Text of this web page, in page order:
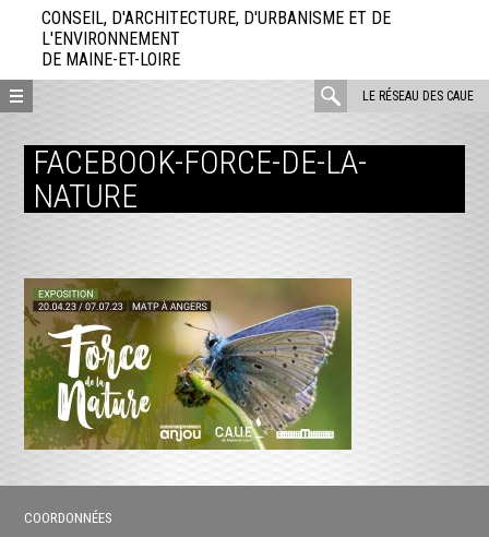
directement
contenu
CONSEIL, D'ARCHITECTURE, D'URBANISME ET DE
L'ENVIRONNEMENT
DE MAINE-ET-LOIRE
LE RÉSEAU DES CAUE
rechercher
FACEBOOK-FORCE-DE-LA-
NATURE
COORDONNÉES